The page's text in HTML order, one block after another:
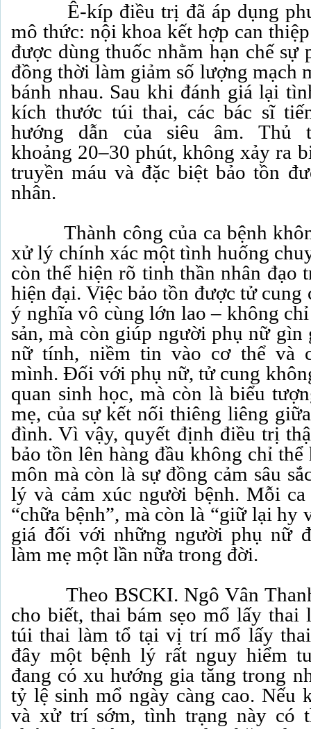
Ê-kíp điều trị đã áp dụng
mô thức: nội khoa kết hợp can
được dùng thuốc nhằm hạn chế sự
đồng thời làm giảm số lượng mạch
bánh nhau. Sau khi đánh giá lại
kích thước túi thai, các bác sĩ
hướng dẫn của siêu âm. Thủ
khoảng 20–30 phút, không xảy ra
truyền máu và đặc biệt bảo tồn
nhân.
Thành công của ca bệnh
xử lý chính xác một tình huống
còn thể hiện rõ tinh thần nhân đạo
hiện đại. Việc bảo tồn được tử cung
ý nghĩa vô cùng lớn lao – không
sản, mà còn giúp người phụ nữ gìn
nữ tính, niềm tin vào cơ thể và
mình. Đối với phụ nữ, tử cung
quan sinh học, mà còn là biểu
mẹ, của sự kết nối thiêng liêng
đình. Vì vậy, quyết định điều trị
bảo tồn lên hàng đầu không chỉ
môn mà còn là sự đồng cảm sâu
lý và cảm xúc người bệnh. Mỗi
“chữa bệnh”, mà còn là “giữ lại hy
giá đối với những người phụ nữ
làm mẹ một lần nữa trong đời.
Theo BSCKI. Ngô Vân Thanh
cho biết, thai bám sẹo mổ lấy thai
túi thai làm tổ tại vị trí mổ lấy
đây một bệnh lý rất nguy hiểm
đang có xu hướng gia tăng trong
tỷ lệ sinh mổ ngày càng cao. Nếu
và xử trí sớm, tình trạng này có